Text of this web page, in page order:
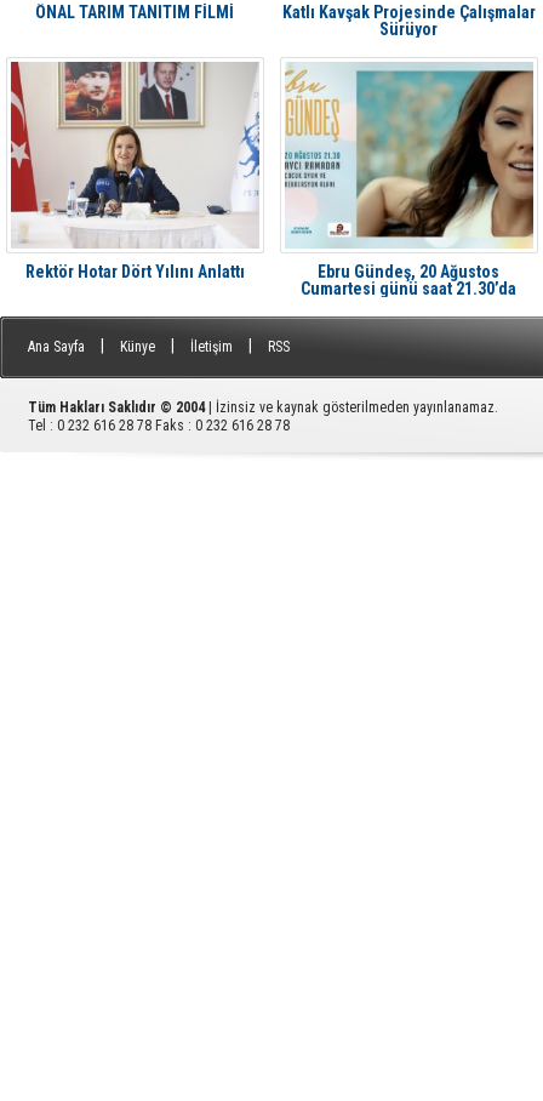
ÖNAL TARIM TANITIM FİLMİ
Katlı Kavşak Projesinde Çalışmalar
Sürüyor
Rektör Hotar Dört Yılını Anlattı
Ebru Gündeş, 20 Ağustos
Cumartesi günü saat 21.30’da
Ana Sayfa Künye İletişim RSS
Tüm Hakları Saklıdır © 2004| İzinsiz ve kaynak gösterilmeden yayınlanamaz.
Tel : 0 232 616 28 78 Faks : 0 232 616 28 78